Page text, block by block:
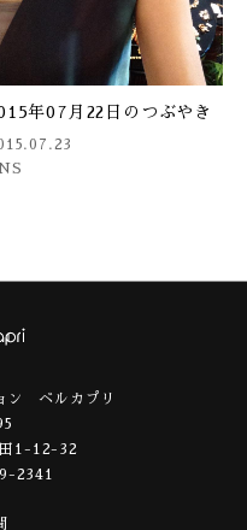
年07月22日のつぶやき
ン ベルカプリ
田1-12-32
2341